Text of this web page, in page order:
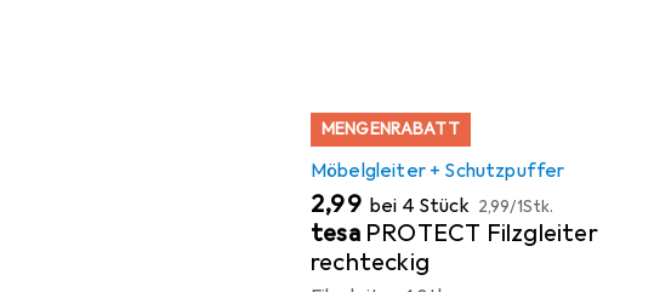
MENGENRABATT
Möbelgleiter + Schutzpuffer
EUR
2,99 bei 4 Stück EUR
2,99/1Stk.
tesa PROTECT Filzgleiter
rechteckig